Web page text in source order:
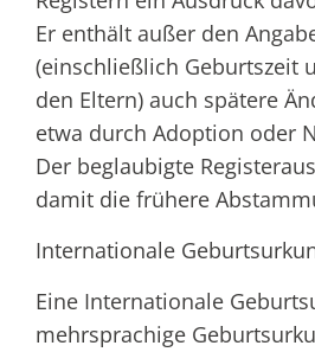
Er enthält außer den
(einschließlich Geburtszeit
den Eltern) auch spätere
etwa durch Adoption oder
Der beglaubigte
damit die frühere
Internationale
Eine Internationale
mehrsprachige